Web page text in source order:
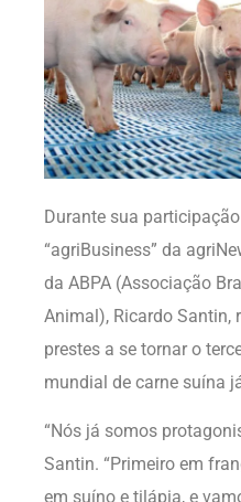
Durante sua
“agriBusiness” da
da ABPA (Associação
Animal), Ricardo Santin,
prestes a se tornar o
mundial de carne suína
“Nós já somos
Santin. “Primeiro em
em suíno e tilápia, e